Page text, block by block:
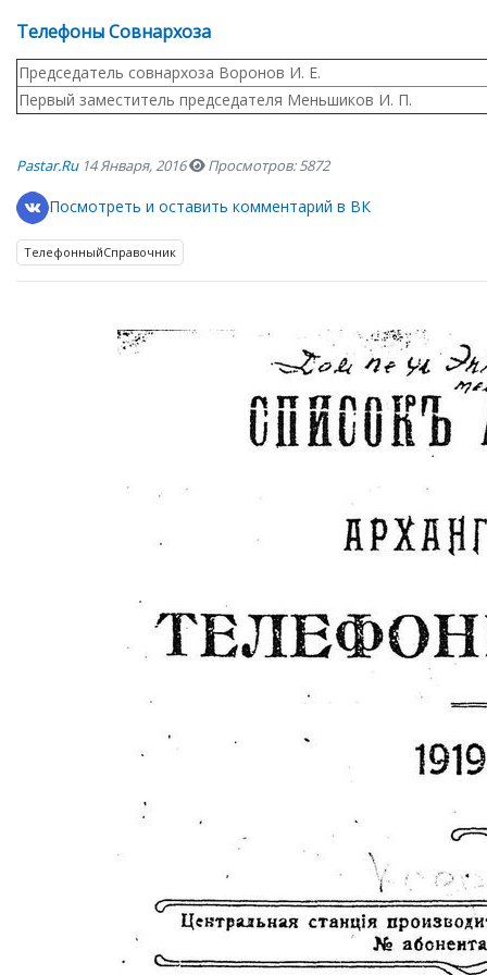
Телефоны Совнархоза
Председатель совнархоза Воронов И. Е.
Первый заместитель председателя Меньшиков И. П.
Pastar.ru 14 Января, 2016 Просмотров: 5872
Посмотреть и оставить комментарий в ВК
ТелефонныйСправочник